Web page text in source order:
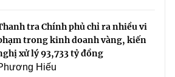
tra Chính phủ chỉ ra nhiều vi
trong kinh doanh vàng, kiến
xử lý 93,733 tỷ đồng
Hiếu